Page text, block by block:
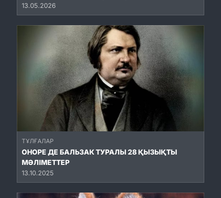
13.05.2026
ТҰЛҒАЛАР
ОНОРЕ ДЕ БАЛЬЗАК ТУРАЛЫ 28 ҚЫЗЫҚТЫ
МӘЛІМЕТТЕР
13.10.2025